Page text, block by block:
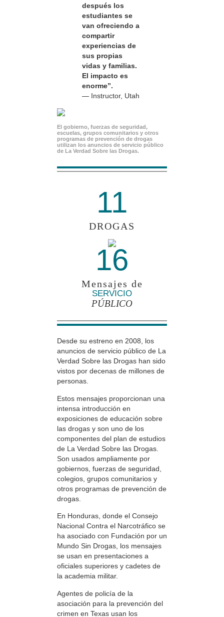
después los
estudiantes se
van ofreciendo a
compartir
experiencias de
sus propias
vidas y familias.
El impacto es
enorme”.
— Instructor, Utah
El gobierno, fuerzas de seguridad,
escuelas, grupos comunitarios y otros
programas de prevención de drogas
utilizan los anuncios de servicio público
de La Verdad Sobre las Drogas.
11
DROGAS
16
Mensajes de
SERVICIO
PÚBLICO
Desde su estreno en 2008, los
anuncios de servicio público de La
Verdad Sobre las Drogas han sido
vistos por decenas de millones de
personas.
Estos mensajes proporcionan una
intensa introducción en
exposiciones de educación sobre
las drogas y son uno de los
componentes del plan de estudios
de La Verdad Sobre las Drogas.
Son usados ampliamente por
gobiernos, fuerzas de seguridad,
colegios, grupos comunitarios y
otros programas de prevención de
drogas.
En Honduras, donde el Consejo
Nacional Contra el Narcotráfico se
ha asociado con Fundación por un
Mundo Sin Drogas, los mensajes
se usan en presentaciones a
oficiales superiores y cadetes de
la academia militar.
Agentes de policía de la
asociación para la prevención del
crimen en Texas usan los